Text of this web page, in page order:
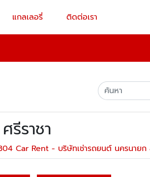
แกลเลอรี่ ติดต่อเรา
รีราชา
Car Rent - บริษัทเช่ารถยนต์ นครนายก